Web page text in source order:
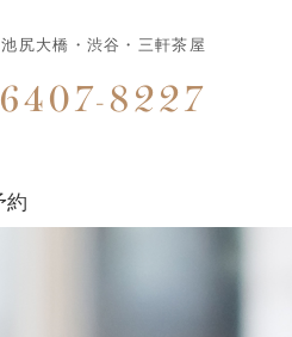
尻大橋・渋谷・三軒茶屋
8227
約